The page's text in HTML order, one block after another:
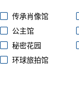
传承肖像馆
公主馆
秘密花园
环球旅拍馆